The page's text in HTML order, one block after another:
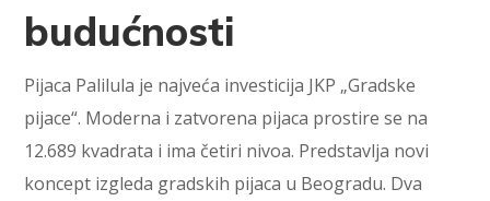
budućnosti
Pijaca Palilula je najveća investicija JKP „Gradske
pijace“. Moderna i zatvorena pijaca prostire se na
12.689 kvadrata i ima četiri nivoa. Predstavlja novi
koncept izgleda gradskih pijaca u Beogradu. Dva